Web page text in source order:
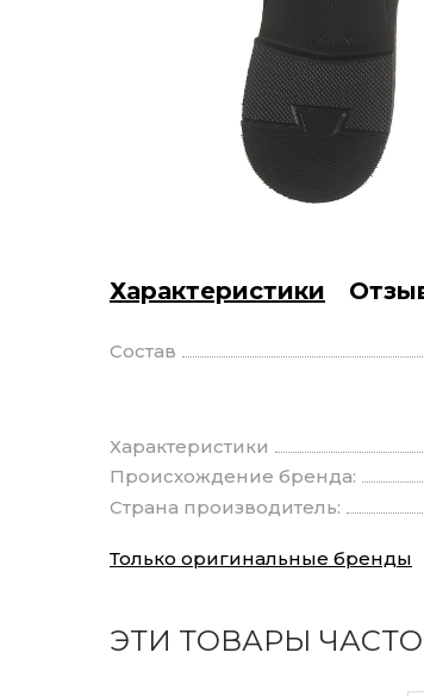
Характеристики
Состав
Характеристики
Происхождение бренда:
Страна производитель:
Только оригинальные бренды
ЭТИ ТОВАРЫ